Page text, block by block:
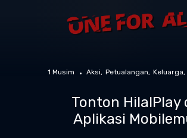
1 Musim Aksi Petualangan Keluarga
Tonton HilalPlay
Aplikasi